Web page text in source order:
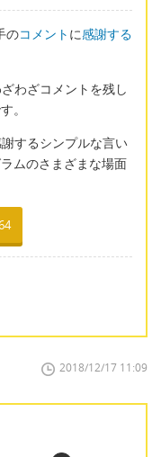
のコメント に感謝する
わざコメントを残し
。
するシンプルな言い
ムのさまざまな場面
2018/12/17 11:09